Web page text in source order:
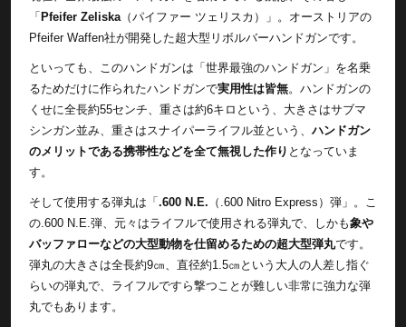
「 Pfeifer Zeliska（パイファー ツェリスカ）」。オーストリアの
Pfeifer Waffen社が開発した超大型リボルバーハンドガンです。
といっても、このハンドガンは「世界最強のハンドガン」を名乗
るためだけに作られたハンドガンで実用性は皆無。ハンドガンの
くせに全長約55センチ、重さは約6キロという、大きさはサブマ
シンガン並み、重さはスナイパーライフル並という、 ハンドガン
のメリットである携帯性などを全て無視した作り となっていま
す。
そして使用する弾丸は「 .600 N.E. （.600 Nitro Express）弾」。こ
の.600 N.E.弾、元々はライフルで使用される弾丸で、しかも象や
バッファローなどの大型動物を仕留めるための超大型弾丸です。
弾丸の大きさは全長約9㎝、直径約1.5㎝という大人の人差し指ぐ
らいの弾丸で、ライフルですら撃つことが難しい非常に強力な弾
丸でもあります。